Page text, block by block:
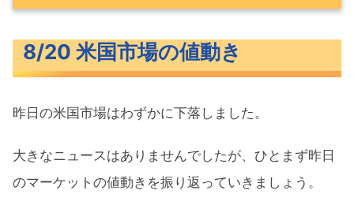
米主要3指数の値動き
S&P500ヒートマップ
セクター別パフォーマンス
S&P500チャート分析
8/20 米国市場の値動き
昨日の米国市場はわずかに下落しました。
大きなニュースはありませんでしたが、ひとまず昨日
のマーケットの値動きを振り返っていきましょう。